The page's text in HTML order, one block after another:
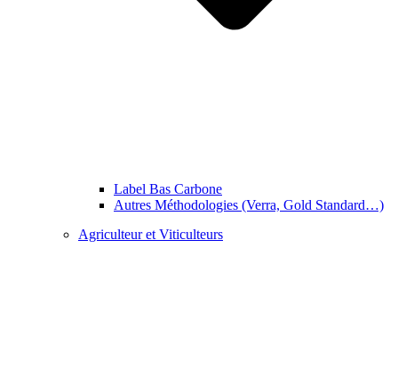
Label Bas Carbone
Autres Méthodologies (Verra, Gold Standard…)
Agriculteur et Viticulteurs